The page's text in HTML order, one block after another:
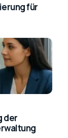
für
der